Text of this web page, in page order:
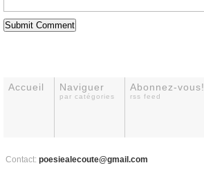
Accueil Naviguer
par catégories
Abonnez-vous!
rss feed
Contact: poesiealecoute@gmail.com